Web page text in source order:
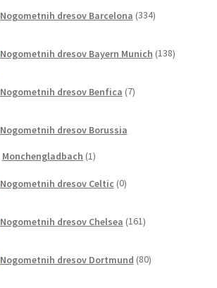
Nogometnih dresov Barcelona 334izdelkov
Nogometnih dresov Bayern Munich 138izdelkov
Nogometnih dresov Benfica 7izdelkov
Nogometnih dresov Borussia
Monchengladbach 11
Nogometnih dresov Celtic 0izdelkov
Nogometnih dresov Chelsea 161izdelkov
Nogometnih dresov Dortmund 80izdelkov